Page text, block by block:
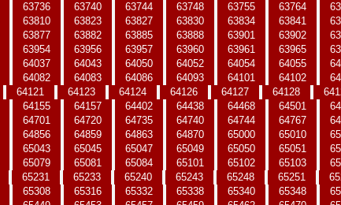
63736 63740 63744 63748 63755 63764
63810 63823 63827 63830 63834 63841
63877 63882 63885 63888 63901 63902
63954 63956 63957 63960 63961 63965
64037 64043 64050 64052 64054 64055
64082 64083 64086 64093 64101 64102
64121 64123 64124 64126 64127 64128
64155 64157 64402 64438 64468 64501
64701 64720 64735 64740 64744 64767
64856 64859 64863 64870 65000 65010
65043 65045 65047 65049 65050 65051
65079 65081 65084 65101 65102 65103
65231 65233 65240 65243 65248 65251
65308 65316 65332 65338 65340 65348